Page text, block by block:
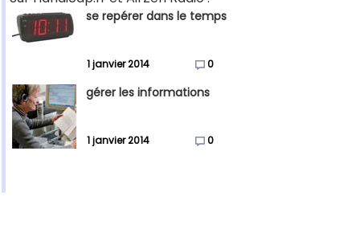
se repérer dans le temps
1 janvier 2014 0
gérer les informations
1 janvier 2014 0